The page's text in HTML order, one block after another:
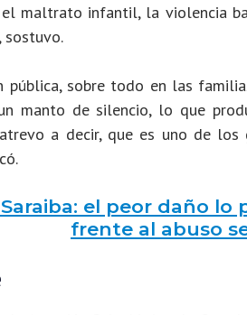
maltrato infantil, la violencia
sostuvo.
pública, sobre todo en las
manto de silencio, lo que
a decir, que es uno de
el peor daño lo
frente al abuso